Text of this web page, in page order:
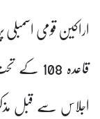
اراکین قومی
قاعدہ
اجلاس سے قبل